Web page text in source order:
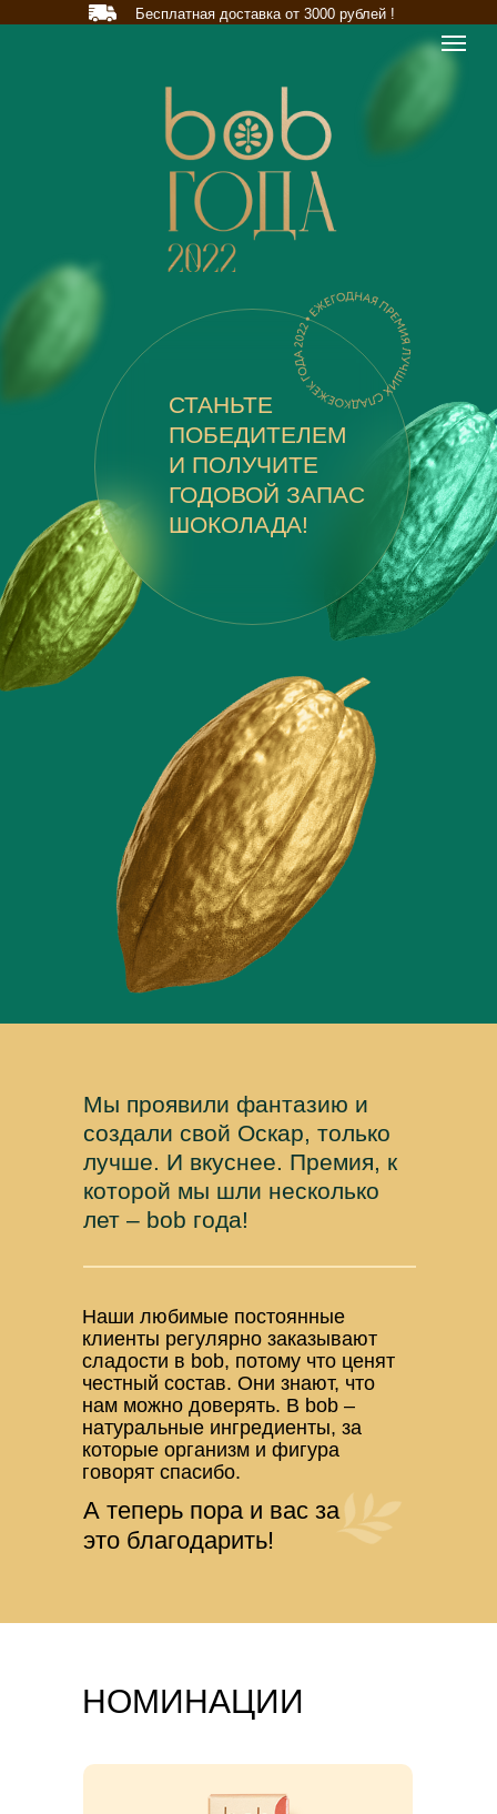
Бесплатная доставка от 3000 рублей !
СТАНЬТЕ
ПОБЕДИТЕЛЕМ
И ПОЛУЧИТЕ
ГОДОВОЙ ЗАПАС
ШОКОЛАДА!
Наши любимые постоянные
клиенты регулярно заказывают
сладости в bob, потому что ценят
честный состав. Они знают, что
нам можно доверять. В bob –
натуральные ингредиенты, за
которые организм и фигура
говорят спасибо.
Мы проявили фантазию и
создали свой Оскар, только
лучше. И вкуснее. Премия, к
которой мы шли несколько
лет – bob года!
А теперь пора и вас за
это благодарить!
НОМИНАЦИИ